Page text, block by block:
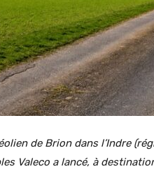
de Brion dans l’Indre
Valeco a lancé, à